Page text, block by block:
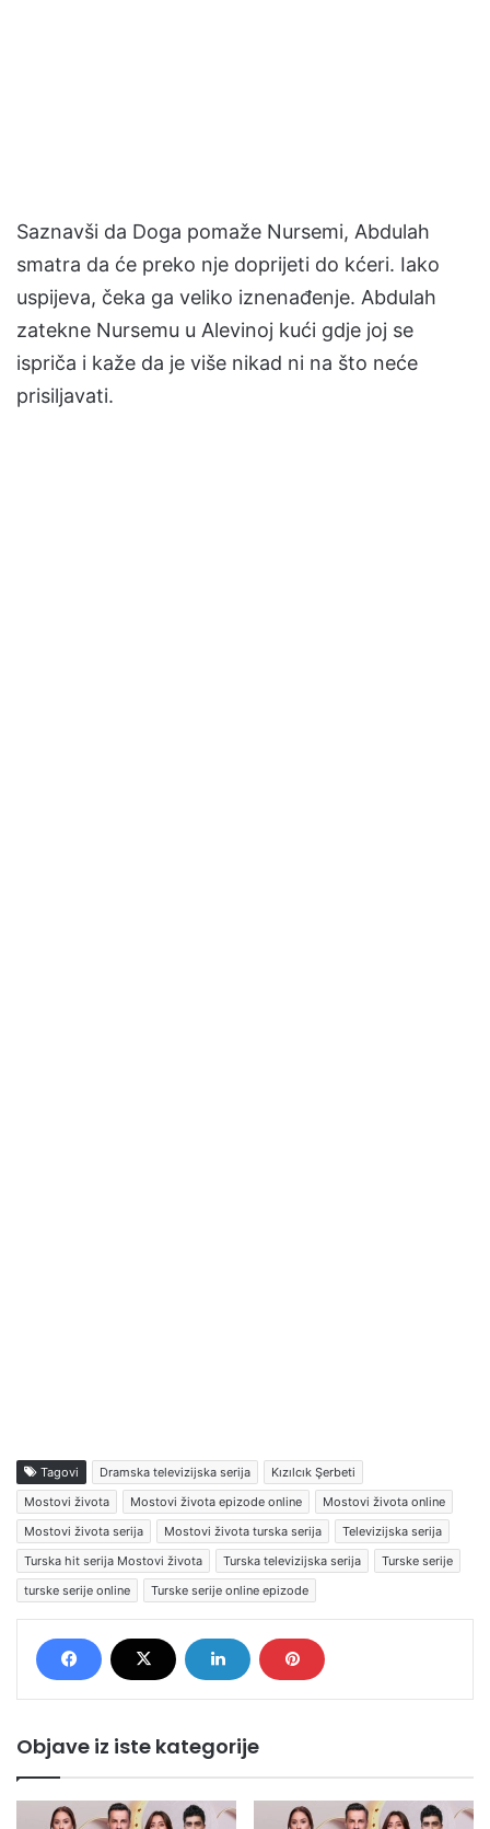
Saznavši da Doga pomaže Nursemi, Abdulah
smatra da će preko nje doprijeti do kćeri. Iako
uspijeva, čeka ga veliko iznenađenje. Abdulah
zatekne Nursemu u Alevinoj kući gdje joj se
ispriča i kaže da je više nikad ni na što neće
prisiljavati.
Tagovi Dramska televizijska serija
Kızılcık Şerbeti
Mostovi života
Mostovi života epizode online
Mostovi života online
Mostovi života serija
Mostovi života turska serija
Televizijska serija
Turska hit serija Mostovi života
Turska televizijska serija
Turske serije
turske serije online
Turske serije online epizode
Objave iz iste kategorije